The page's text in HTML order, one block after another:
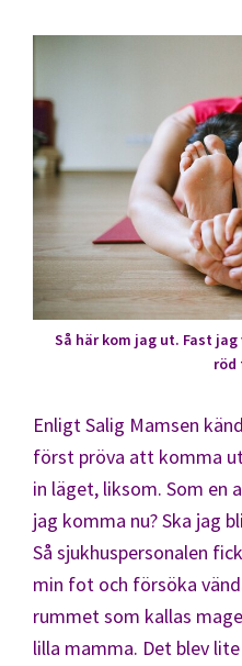
Så här kom jag ut. Fast
röd
Enligt Salig Mamsen
först pröva att komma
in läget, liksom. Som en
jag komma nu? Ska jag
Så sjukhuspersonalen
min fot och försöka
rummet som kallas
lilla mamma. Det blev